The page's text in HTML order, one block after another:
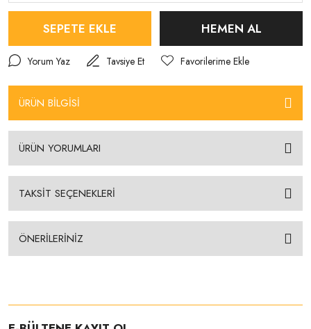
SEPETE EKLE HEMEN AL
Yorum Yaz Tavsiye Et
ÜRÜN BİLGİSİ
ÜRÜN YORUMLARI
TAKSİT SEÇENEKLERİ
ÖNERİLERİNİZ